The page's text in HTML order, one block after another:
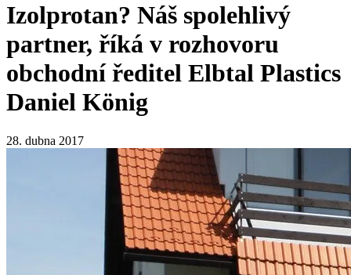
Izolprotan? Náš spolehlivý
partner, říká v rozhovoru
obchodní ředitel Elbtal Plastics
Daniel König
28. dubna 2017